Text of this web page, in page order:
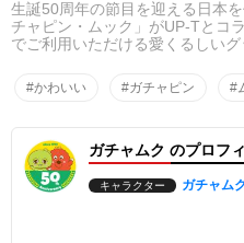
生誕50周年の節目を迎える日本
チャピン・ムック」がUP-Tとコ
でご利用いただける愛くるしい
#かわいい #ガチャピン #
ガチャムク のプロフ
キャラクター ガチャム